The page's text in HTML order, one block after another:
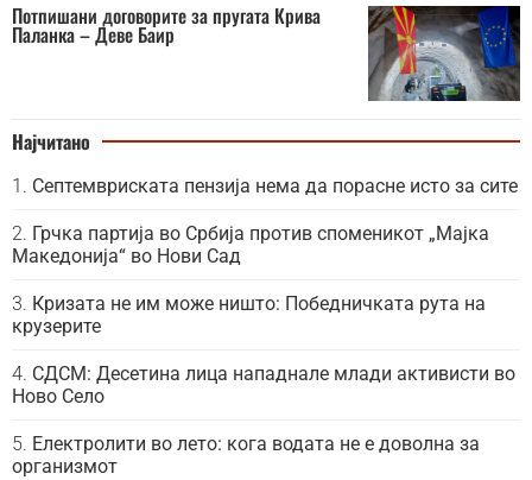
Потпишани договорите за пругата Крива
Паланка – Деве Баир
Најчитано
Септемвриската пензија нема да порасне исто за сите
Грчка партија во Србија против споменикот „Мајка
Македонија“ во Нови Сад
Кризата не им може ништо: Победничката рута на
крузерите
СДСМ: Десетина лица нападнале млади активисти во
Ново Село
Електролити во лето: кога водата не е доволна за
организмот